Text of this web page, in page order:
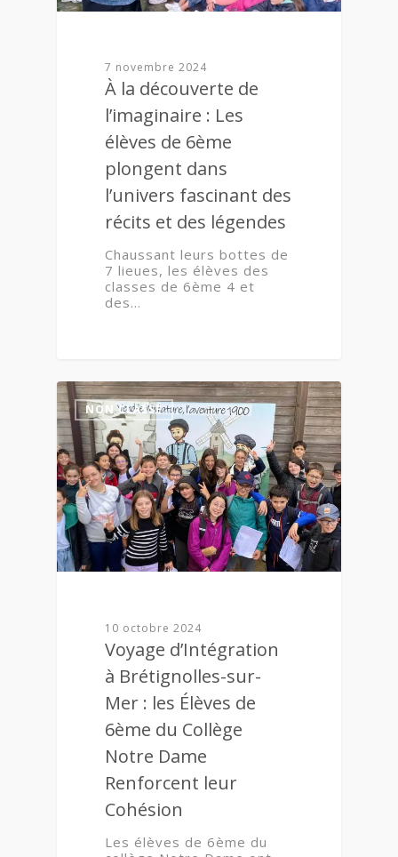
7 novembre 2024
À la découverte de
l’imaginaire : Les
élèves de 6ème
plongent dans
l’univers fascinant des
récits et des légendes
Chaussant leurs bottes de
7 lieues, les élèves des
classes de 6ème 4 et
des…
NON CLASSÉ
10 octobre 2024
Voyage d’Intégration
à Brétignolles-sur-
Mer : les Élèves de
6ème du Collège
Notre Dame
Renforcent leur
Cohésion
Les élèves de 6ème du
0